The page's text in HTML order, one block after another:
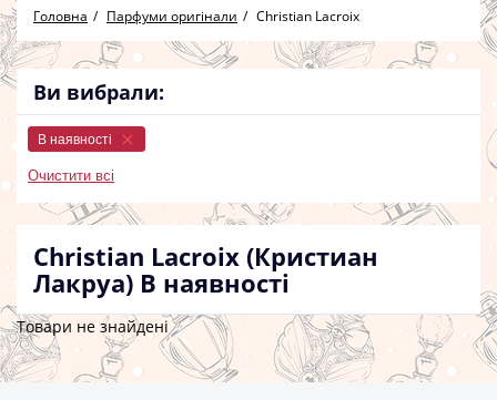
Головна Парфуми оригінали Christian Lacroix
Ви вибрали:
В наявності
Очистити всі
Christian Lacroix (Кристиан
Лакруа) В наявності
Товари не знайдені